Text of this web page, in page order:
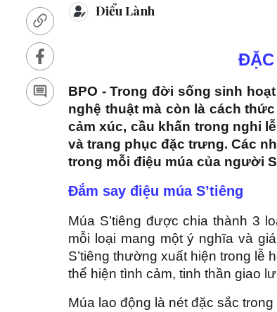
Điểu Lành
ĐẶC
BPO - Trong đời sống sinh
nghệ thuật mà còn là cách
cảm xúc, cầu khấn trong nghi
và trang phục đặc trưng. Các
trong mỗi điệu múa của người
Đắm say điệu múa S’tiêng
Múa S’tiêng được chia thành 3
mỗi loại mang một ý nghĩa và
S’tiêng thường xuất hiện trong lễ
thể hiện tình cảm, tinh thần giao
Múa lao động là nét đặc sắc